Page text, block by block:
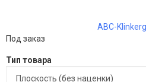
ABC-
Под заказ
Тип товара